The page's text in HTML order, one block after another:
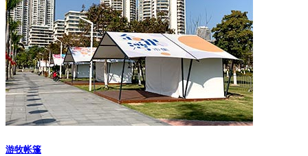
游牧帐篷